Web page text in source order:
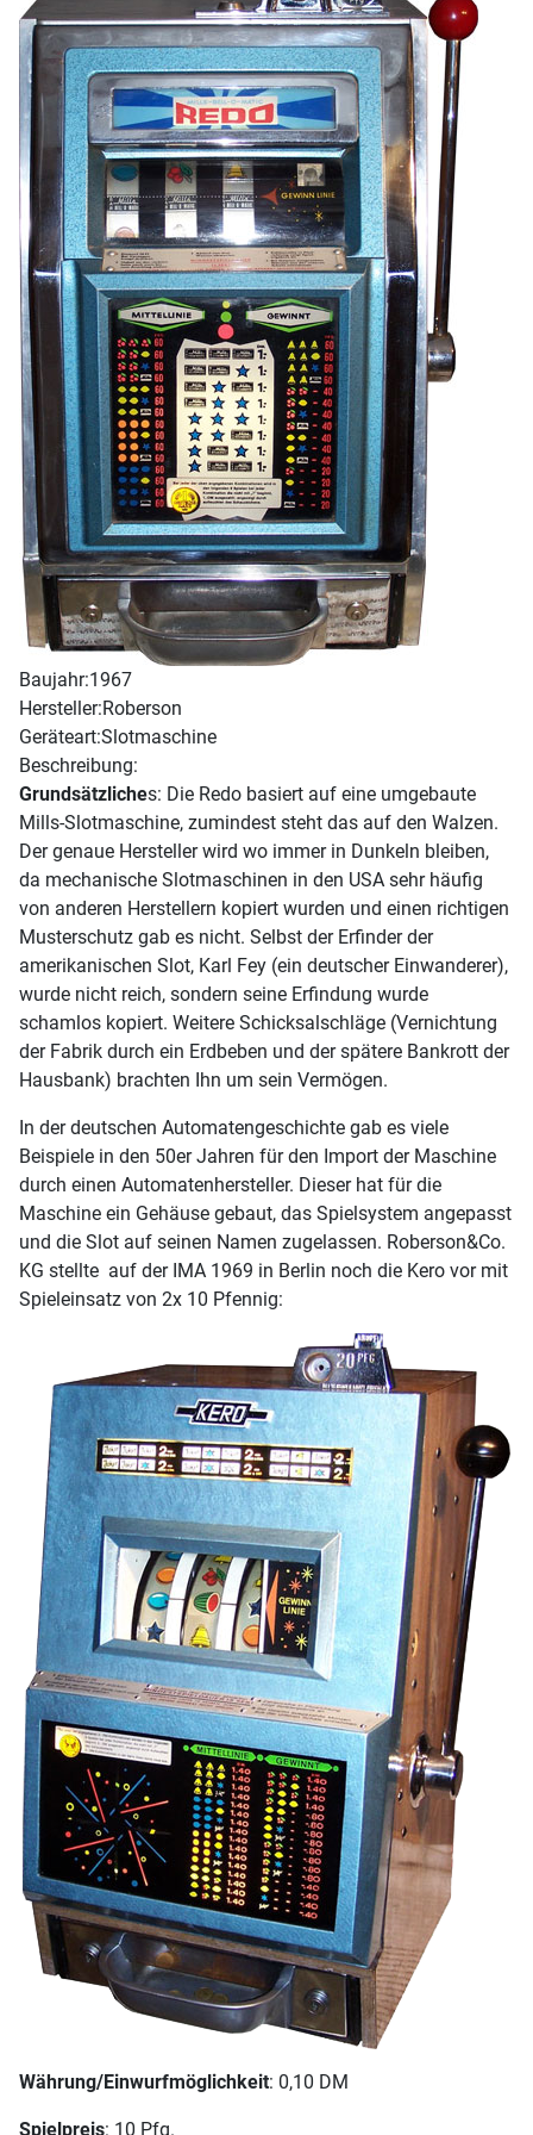
Baujahr:1967
Hersteller:Roberson
Geräteart:Slotmaschine
Beschreibung:
Grundsätzliches: Die Redo basiert auf eine umgebaute
Mills-Slotmaschine, zumindest steht das auf den Walzen.
Der genaue Hersteller wird wo immer in Dunkeln bleiben,
da mechanische Slotmaschinen in den USA sehr häufig
von anderen Herstellern kopiert wurden und einen richtigen
Musterschutz gab es nicht. Selbst der Erfinder der
amerikanischen Slot, Karl Fey (ein deutscher Einwanderer),
wurde nicht reich, sondern seine Erfindung wurde
schamlos kopiert. Weitere Schicksalschläge (Vernichtung
der Fabrik durch ein Erdbeben und der spätere Bankrott der
Hausbank) brachten Ihn um sein Vermögen.
In der deutschen Automatengeschichte gab es viele
Beispiele in den 50er Jahren für den Import der Maschine
durch einen Automatenhersteller. Dieser hat für die
Maschine ein Gehäuse gebaut, das Spielsystem angepasst
und die Slot auf seinen Namen zugelassen. Roberson&Co.
KG stellte auf der IMA 1969 in Berlin noch die Kero vor mit
Spieleinsatz von 2x 10 Pfennig:
Währung/Einwurfmöglichkeit: 0,10 DM
Spielpreis: 10 Pfg.